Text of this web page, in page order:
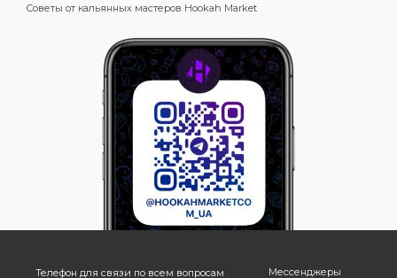
Советы от кальянных мастеров Hookah Market
Телефон для связи по всем вопросам Мессенджеры